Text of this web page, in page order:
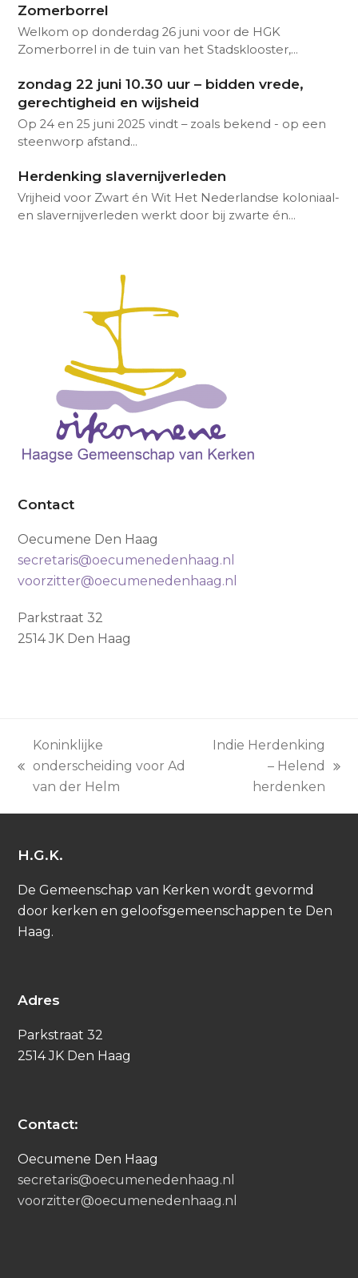
Zomerborrel
Welkom op donderdag 26 juni voor de HGK
Zomerborrel in de tuin van het Stadsklooster,…
zondag 22 juni 10.30 uur – bidden vrede,
gerechtigheid en wijsheid
Op 24 en 25 juni 2025 vindt – zoals bekend - op een
steenworp afstand…
Herdenking slavernijverleden
Vrijheid voor Zwart én Wit Het Nederlandse koloniaal-
en slavernijverleden werkt door bij zwarte én…
Contact
Oecumene Den Haag
secretaris@oecumenedenhaag.nl
voorzitter@oecumenedenhaag.nl
Parkstraat 32
2514 JK Den Haag
previous
post:
Koninklijke
onderscheiding voor Ad
van der Helm
Indie Herdenking
– Helend
herdenken
H.G.K.
De Gemeenschap van Kerken wordt gevormd
door kerken en geloofsgemeenschappen te Den
Haag.
Adres
Parkstraat 32
2514 JK Den Haag
Contact:
Oecumene Den Haag
secretaris@oecumenedenhaag.nl
voorzitter@oecumenedenhaag.nl